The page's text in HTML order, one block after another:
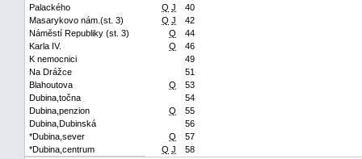
Palackého
Q J
40
Masarykovo nám.(st. 3)
Q J
42
Náměstí Republiky (st. 3)
Q
44
Karla IV.
Q
46
K nemocnici
49
Na Drážce
51
Blahoutova
Q
53
Dubina,točna
54
Dubina,penzion
Q
55
Dubina,Dubinská
56
*Dubina,sever
Q
57
*Dubina,centrum
Q J 58